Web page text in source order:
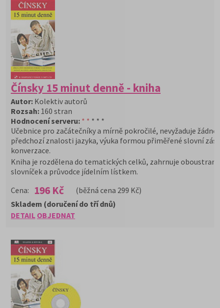
Čínsky 15 minut denně - kniha
Autor: Kolektiv autorů
Rozsah: 160 stran
Hodnocení serveru: * * * * *
Učebnice pro začátečníky a mírně pokročilé, nevyžaduje žádné
předchozí znalosti jazyka, výuka formou přiměřené slovní
konverzace.
Kniha je rozdělena do tematických celků, zahrnuje
slovníček a průvodce jídelním lístkem.
Cena:
196 Kč (běžná cena 299 Kč)
DETAIL OBJEDNAT
Skladem (doručení do tří dnů)